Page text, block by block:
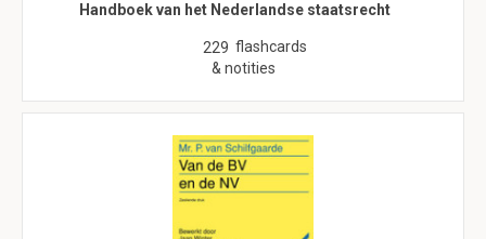
Handboek van het Nederlandse staatsrecht
229 flashcards
& notities